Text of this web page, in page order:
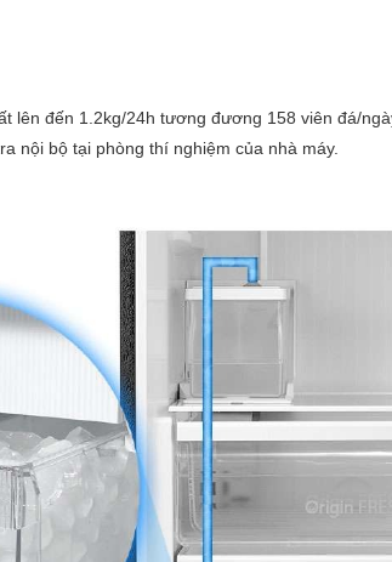
lên đến 1.2kg/24h tương đương 158 viên đá/
nội bộ tại phòng thí nghiệm của nhà máy.